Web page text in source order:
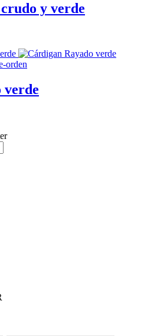
y verde
verde